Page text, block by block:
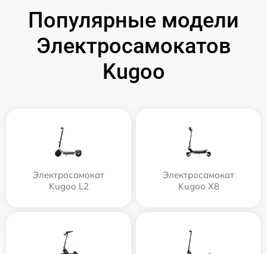
Популярные модели
Электросамокатов
Kugoo
Электросамокат
Kugoo L2
Электросамокат
Kugoo X8